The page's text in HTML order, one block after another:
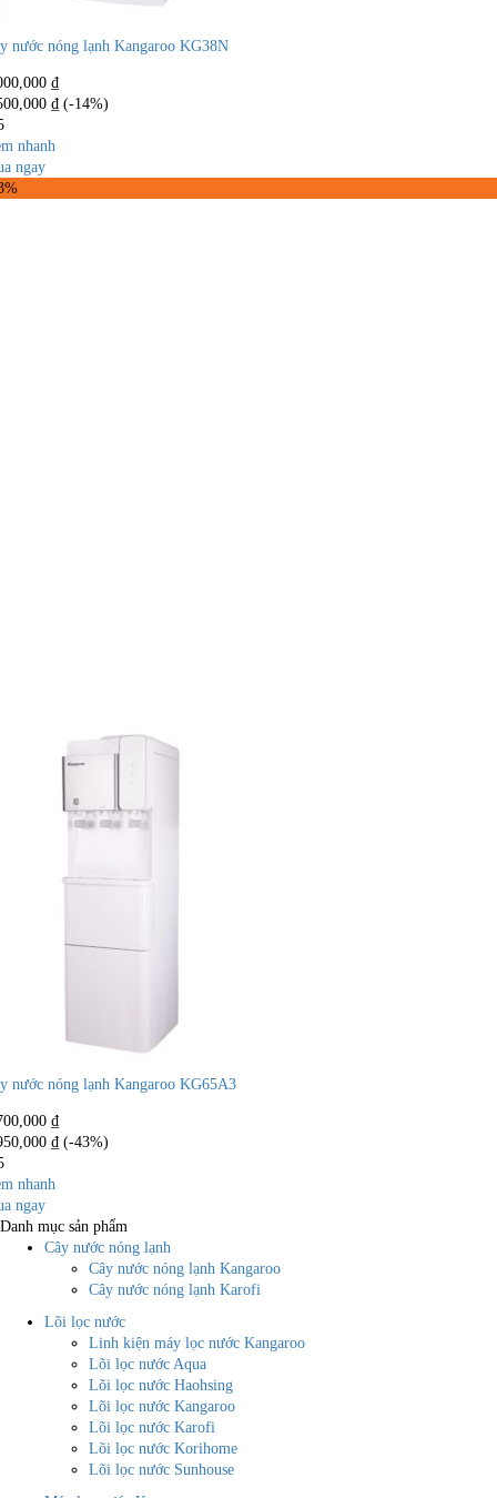
nước nóng lạnh Kangaroo KG38N
₫
₫ (-14%)
nhanh
ngay
nước nóng lạnh Kangaroo KG65A3
₫
₫ (-43%)
nhanh
ngay
Danh mục sản phẩm
Cây nước nóng lạnh
Cây nước nóng lạnh Kangaroo
Cây nước nóng lạnh Karofi
Lõi lọc nước
Linh kiện máy lọc nước Kangaroo
Lõi lọc nước Aqua
Lõi lọc nước Haohsing
Lõi lọc nước Kangaroo
Lõi lọc nước Karofi
Lõi lọc nước Korihome
Lõi lọc nước Sunhouse